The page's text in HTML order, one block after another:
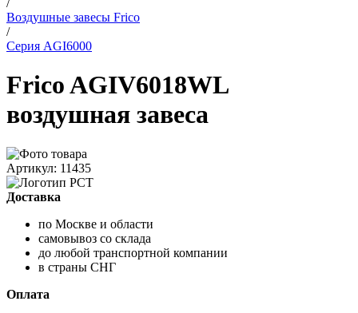
/
Воздушные завесы Frico
/
Серия AGI6000
Frico AGIV6018WL
воздушная завеса
Артикул: 11435
Доставка
по Москве и области
самовывоз со склада
до любой транспортной компании
в страны СНГ
Оплата